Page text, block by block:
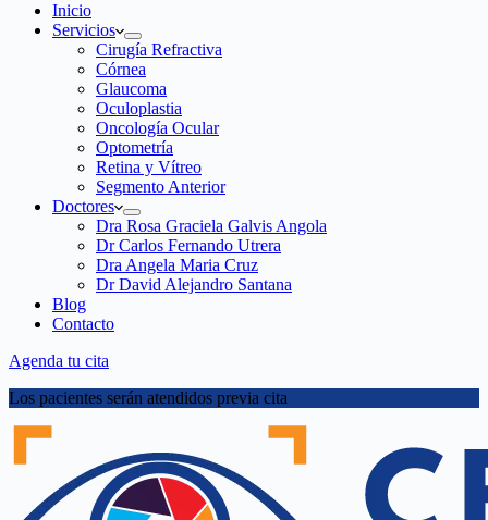
Inicio
Servicios
Cirugía Refractiva
Córnea
Glaucoma
Oculoplastia
Oncología Ocular
Optometría
Retina y Vítreo
Segmento Anterior
Doctores
Dra Rosa Graciela Galvis Angola
Dr Carlos Fernando Utrera
Dra Angela Maria Cruz
Dr David Alejandro Santana
Blog
Contacto
Agenda tu cita
Los pacientes serán atendidos previa cita